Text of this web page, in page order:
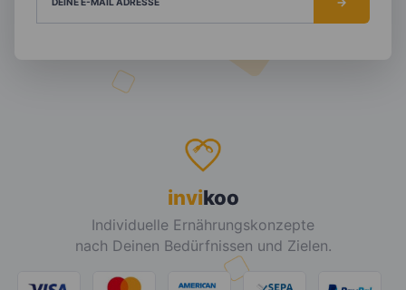
invikoo
Individuelle Ernährungskonzepte
nach Deinen Bedürfnissen und Zielen.